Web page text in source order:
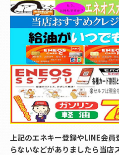
上記のエネキー登録やLINE会
らないなどがありましたら当店